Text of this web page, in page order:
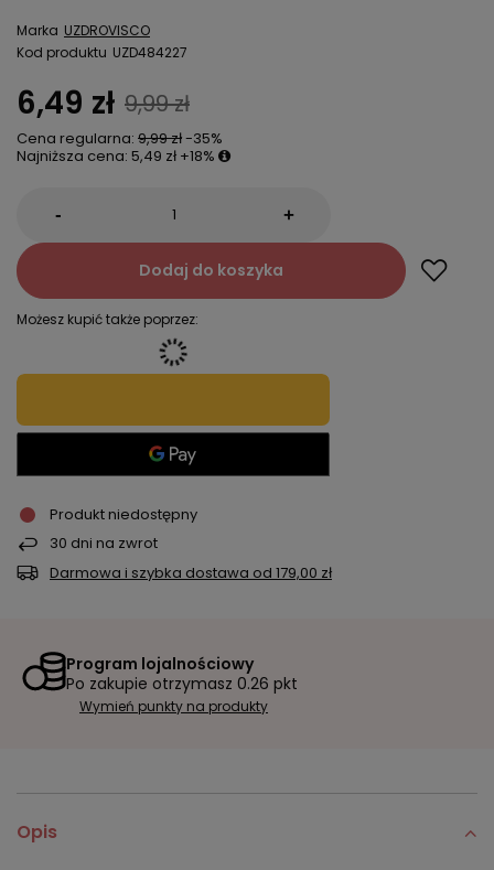
Marka UZDROVISCO
Kod produktu UZD484227
6,49 zł 9,99 zł
Cena regularna: 9,99 zł-35%
Najniższa cena: 5,49 zł +18%
- +
Dodaj do koszyka
Możesz kupić także poprzez:
Produkt niedostępny
30 dni na zwrot
Darmowa i szybka dostawa od 179,00 zł
Program lojalnościowy
Po zakupie otrzymasz 0.26 pkt
Wymień punkty na produkty
Opis